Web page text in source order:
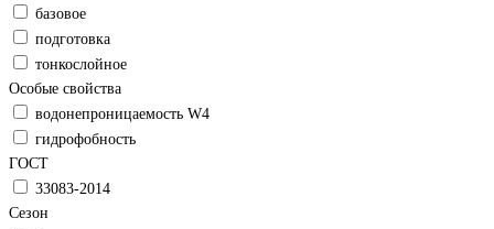
базовое
подготовка
тонкослойное
Особые свойства
водонепроницаемость W4
гидрофобность
ГОСТ
33083-2014
Сезон